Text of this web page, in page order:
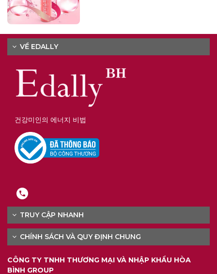
VỀ EDALLY
건강미인의 에너지 비법
TRUY CẬP NHANH
CHÍNH SÁCH VÀ QUY ĐỊNH CHUNG
CÔNG TY TNHH THƯƠNG MẠI VÀ NHẬP KHẨU HÒA
BÌNH GROUP